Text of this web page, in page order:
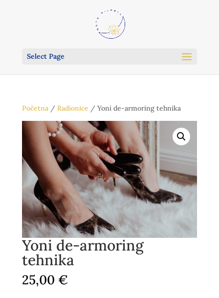
Select Page
Početna/ Radionice / Yoni de-armoring tehnika
Yoni de-armoring
tehnika
25,00 €